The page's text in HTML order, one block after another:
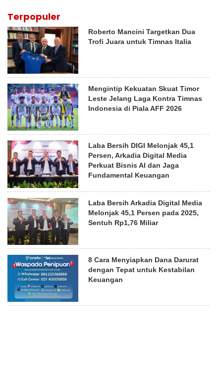
Terpopuler
Roberto Mancini Targetkan Dua
Trofi Juara untuk Timnas Italia
Mengintip Kekuatan Skuat Timor
Leste Jelang Laga Kontra Timnas
Indonesia di Piala AFF 2026
Laba Bersih DIGI Melonjak 45,1
Persen, Arkadia Digital Media
Perkuat Bisnis AI dan Jaga
Fundamental Keuangan
Laba Bersih Arkadia Digital Media
Melonjak 45,1 Persen pada 2025,
Sentuh Rp1,76 Miliar
8 Cara Menyiapkan Dana Darurat
dengan Tepat untuk Kestabilan
Keuangan